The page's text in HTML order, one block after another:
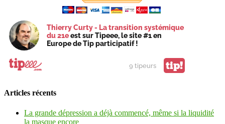
Thierry Curty - La transition systémique
du 21eest sur Tipeee, le site #1 en
Europe de Tip participatif !
9 tipeurs tip!
Articles récents
La grande dépression a déjà commencé, même si la liquidité
la masque encore